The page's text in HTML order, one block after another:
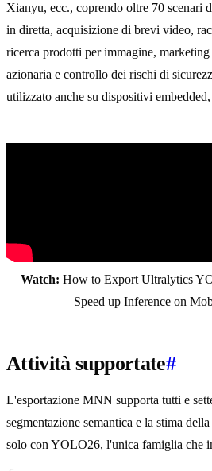
Xianyu, ecc., coprendo oltre 70 scenari
in diretta, acquisizione di brevi video,
ricerca prodotti per immagine,
azionaria e controllo dei rischi di
utilizzato anche su dispositivi
Watch: How to Export Ultralytics
Speed up Inference on
Attività supportate#
L'esportazione MNN supporta tutti e
segmentazione semantica e la stima
solo con YOLO26, l'unica famiglia che